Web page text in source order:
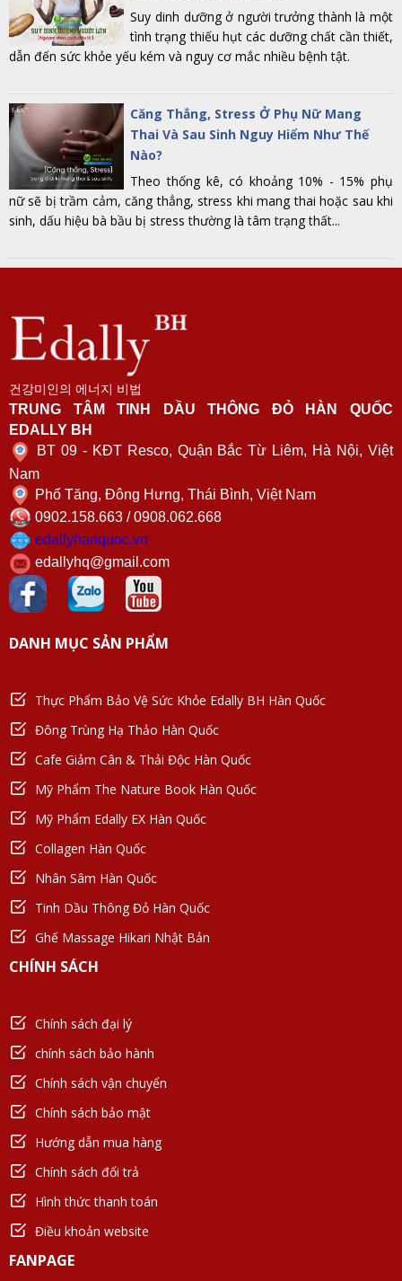
Suy dinh dưỡng ở người trưởng thành là một
tình trạng thiếu hụt các dưỡng chất cần thiết,
dẫn đến sức khỏe yếu kém và nguy cơ mắc nhiều bệnh tật.
Căng Thẳng, Stress Ở Phụ Nữ Mang
Thai Và Sau Sinh Nguy Hiểm Như Thế
Nào?
Theo thống kê, có khoảng 10% - 15% phụ
nữ sẽ bị trầm cảm, căng thẳng, stress khi mang thai hoặc sau khi
sinh, dấu hiệu bà bầu bị stress thường là tâm trạng thất...
건강미인의 에너지 비법
TRUNG TÂM TINH DẦU THÔNG ĐỎ HÀN QUỐC
EDALLY BH
BT 09 - KĐT Resco, Quận Bắc Từ Liêm, Hà Nội, Việt
Nam
Phố Tăng, Đông Hưng, Thái Bình, Việt Nam
0902.158.663 / 0908.062.668
edallyhanquoc.vn
edallyhq@gmail.com
DANH MỤC SẢN PHẨM
Thực Phẩm Bảo Vệ Sức Khỏe Edally BH Hàn Quốc
Đông Trùng Hạ Thảo Hàn Quốc
Cafe Giảm Cân & Thải Độc Hàn Quốc
Mỹ Phẩm The Nature Book Hàn Quốc
Mỹ Phẩm Edally EX Hàn Quốc
Collagen Hàn Quốc
Nhân Sâm Hàn Quốc
Tinh Dầu Thông Đỏ Hàn Quốc
Ghế Massage Hikari Nhật Bản
CHÍNH SÁCH
Chính sách đại lý
chính sách bảo hành
Chính sách vận chuyển
Chính sách bảo mật
Hướng dẫn mua hàng
Chính sách đổi trả
Hình thức thanh toán
Điều khoản website
FANPAGE